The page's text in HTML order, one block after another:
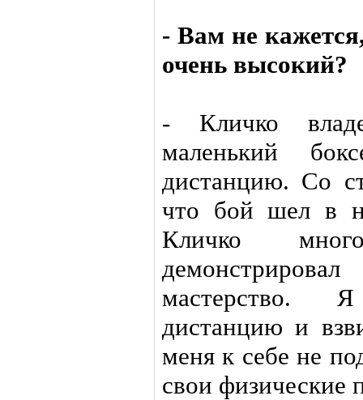
- Вам не
очень высокий?
- Кличко
маленький
дистанцию. Со
что бой шел в
Кличко
мастерство.
дистанцию и
меня к себе не
свои физические